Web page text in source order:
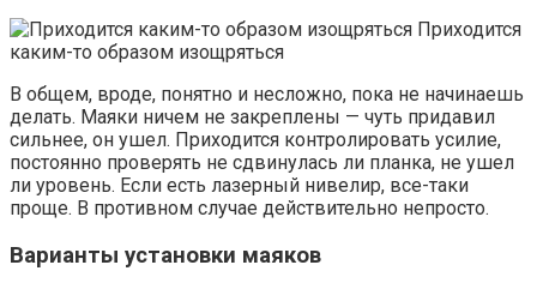
Приходится
каким-то образом изощряться
В общем, вроде, понятно и несложно, пока не начинаешь
делать. Маяки ничем не закреплены — чуть придавил
сильнее, он ушел. Приходится контролировать усилие,
постоянно проверять не сдвинулась ли планка, не ушел
ли уровень. Если есть лазерный нивелир, все-таки
проще. В противном случае действительно непросто.
Варианты установки маяков